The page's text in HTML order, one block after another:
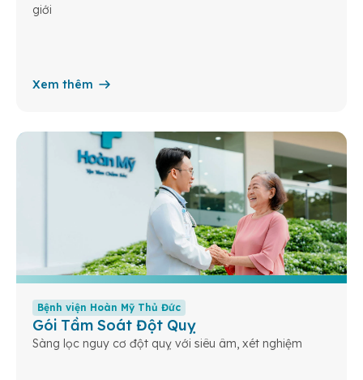
giới
Xem thêm
Bệnh viện Hoàn Mỹ Thủ Đức
Gói Tầm Soát Đột Quỵ
Sàng lọc nguy cơ đột quỵ với siêu âm, xét nghiệm